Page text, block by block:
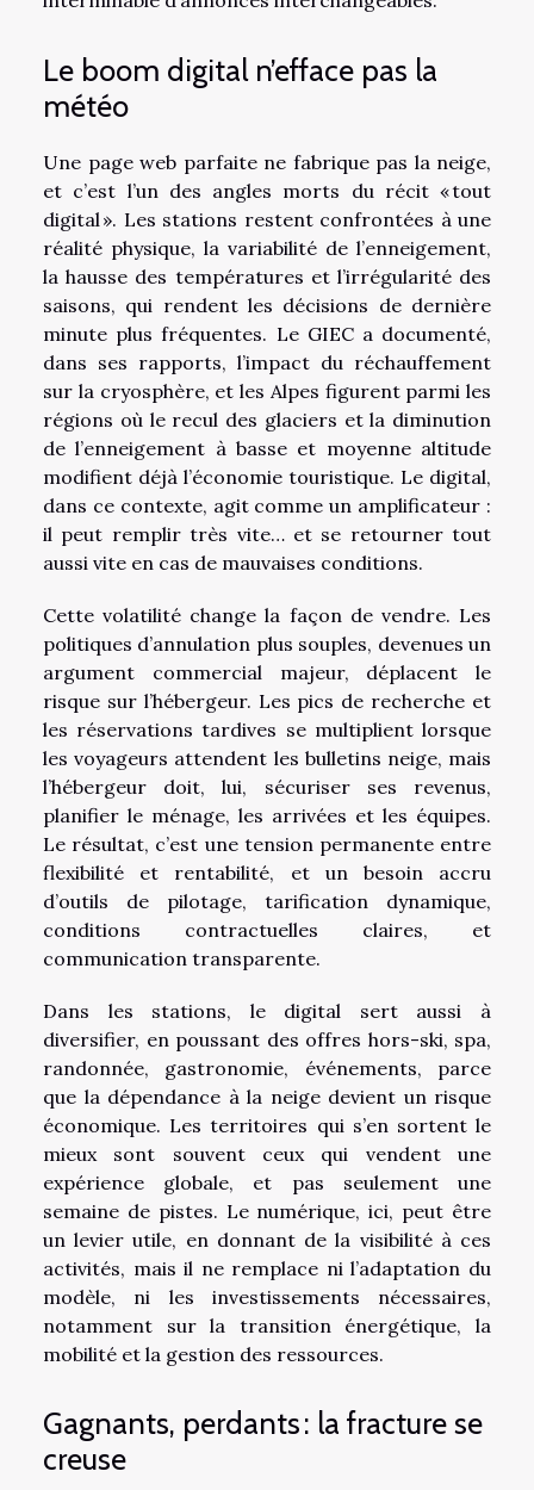
Le boom digital n’efface pas la
météo
Une page web parfaite ne fabrique pas la neige,
et c’est l’un des angles morts du récit « tout
digital ». Les stations restent confrontées à une
réalité physique, la variabilité de l’enneigement,
la hausse des températures et l’irrégularité des
saisons, qui rendent les décisions de dernière
minute plus fréquentes. Le GIEC a documenté,
dans ses rapports, l’impact du réchauffement
sur la cryosphère, et les Alpes figurent parmi les
régions où le recul des glaciers et la diminution
de l’enneigement à basse et moyenne altitude
modifient déjà l’économie touristique. Le digital,
dans ce contexte, agit comme un amplificateur :
il peut remplir très vite… et se retourner tout
aussi vite en cas de mauvaises conditions.
Cette volatilité change la façon de vendre. Les
politiques d’annulation plus souples, devenues un
argument commercial majeur, déplacent le
risque sur l’hébergeur. Les pics de recherche et
les réservations tardives se multiplient lorsque
les voyageurs attendent les bulletins neige, mais
l’hébergeur doit, lui, sécuriser ses revenus,
planifier le ménage, les arrivées et les équipes.
Le résultat, c’est une tension permanente entre
flexibilité et rentabilité, et un besoin accru
d’outils de pilotage, tarification dynamique,
conditions contractuelles claires, et
communication transparente.
Dans les stations, le digital sert aussi à
diversifier, en poussant des offres hors-ski, spa,
randonnée, gastronomie, événements, parce
que la dépendance à la neige devient un risque
économique. Les territoires qui s’en sortent le
mieux sont souvent ceux qui vendent une
expérience globale, et pas seulement une
semaine de pistes. Le numérique, ici, peut être
un levier utile, en donnant de la visibilité à ces
activités, mais il ne remplace ni l’adaptation du
modèle, ni les investissements nécessaires,
notamment sur la transition énergétique, la
mobilité et la gestion des ressources.
Gagnants, perdants : la fracture se
creuse